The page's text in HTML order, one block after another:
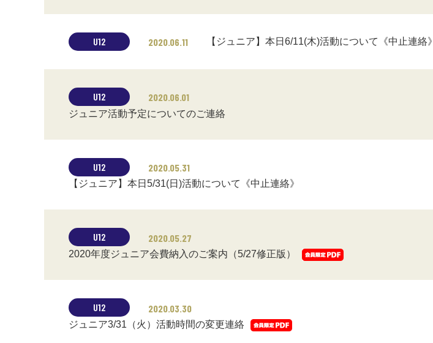
U12 2020.06.11 【ジュニア】本日6/11(木)活動について《中止連絡》
U12 2020.06.01
ジュニア活動予定についてのご連絡
U12 2020.05.31
【ジュニア】本日5/31(日)活動について《中止連絡》
U12 2020.05.27
2020年度ジュニア会費納入のご案内（5/27修正版）
U12 2020.03.30
ジュニア3/31（火）活動時間の変更連絡